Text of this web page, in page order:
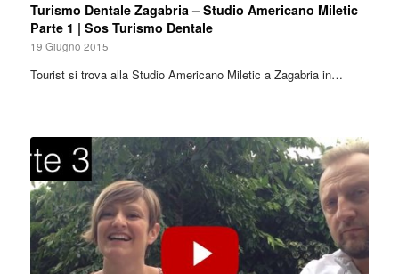
Turismo Dentale Zagabria – Studio Americano Miletic
Parte 1 | Sos Turismo Dentale
19 Giugno 2015
Tourist si trova alla Studio Americano Miletic a Zagabria in…